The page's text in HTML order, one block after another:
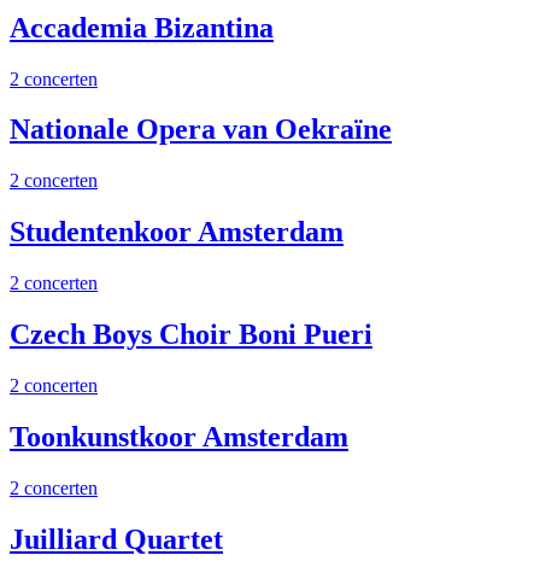
Accademia Bizantina
2 concerten
Nationale Opera van Oekraïne
2 concerten
Studentenkoor Amsterdam
2 concerten
Czech Boys Choir Boni Pueri
2 concerten
Toonkunstkoor Amsterdam
2 concerten
Juilliard Quartet